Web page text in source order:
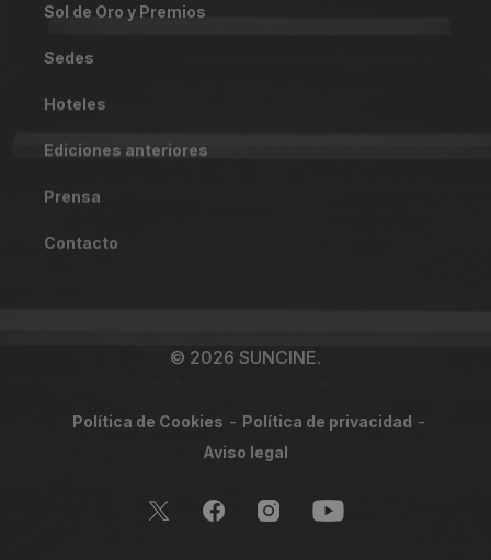
Sol de Oro y Premios
Sedes
Hoteles
Ediciones anteriores
Prensa
Contacto
© 2026 SUNCINE.
Política de Cookies
Política de privacidad
Aviso legal